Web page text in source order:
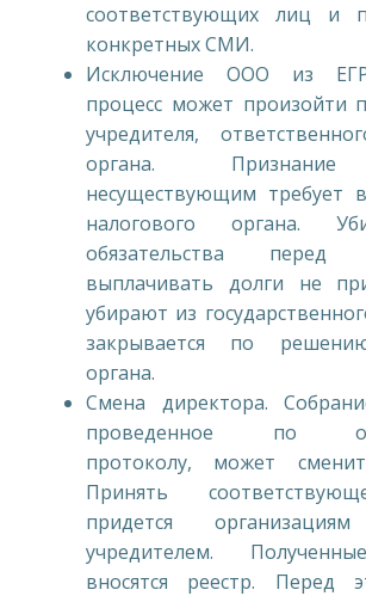
соответствующих лиц и
конкретных СМИ.
Исключение ООО из
процесс может произойти
учредителя,
органа.
несуществующим требует
налогового органа.
обязательства перед
выплачивать долги не
убирают из
закрывается по
органа.
Смена директора.
проведенное по
протоколу, может
Принять
придется
учредителем.
вносятся реестр. Перед